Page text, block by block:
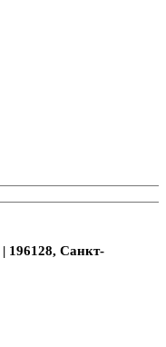
| 196128, Санкт-